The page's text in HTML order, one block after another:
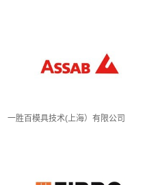
一胜百模具技术(上海）有限公司